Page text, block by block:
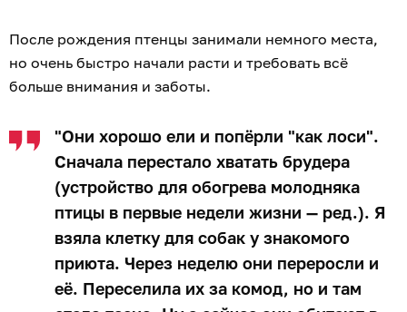
После рождения птенцы занимали немного места,
но очень быстро начали расти и требовать всё
больше внимания и заботы.
"Они хорошо ели и попёрли "как лоси".
Сначала перестало хватать брудера
(устройство для обогрева молодняка
птицы в первые недели жизни — ред.). Я
взяла клетку для собак у знакомого
приюта. Через неделю они переросли и
её. Переселила их за комод, но и там